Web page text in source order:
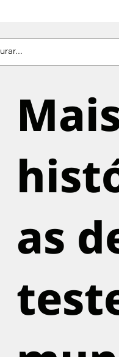
as